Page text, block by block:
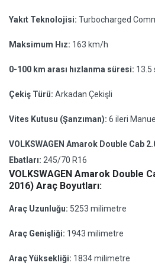
Yakıt Teknolojisi: Turbocharged
Maksimum Hız: 163 km/h
0-100 km arası hızlanma süresi: 13.5
Çekiş Türü: Arkadan Çekişli
Vites Kutusu (Şanzıman): 6 ileri
VOLKSWAGEN Amarok Double Cab
Ebatları: 245/70 R16
VOLKSWAGEN Amarok Double
2016) Araç Boyutları:
Araç Uzunluğu: 5253 milimetre
Araç Genişliği: 1943 milimetre
Araç Yüksekliği: 1834 milimetre